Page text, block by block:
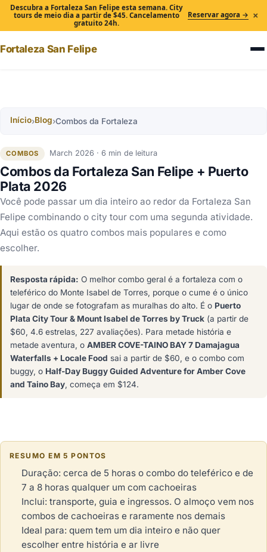
Descubra a Fortaleza San Felipe esta semana. City
tours de meio dia a partir de $45. Cancelamento
gratuito 24h.
Reservar agora → ×
Fortaleza San Felipe
Início›Blog›Combos da Fortaleza
COMBOS March 2026 · 6 min de leitura
Combos da Fortaleza San Felipe + Puerto
Plata 2026
Você pode passar um dia inteiro ao redor da Fortaleza San
Felipe combinando o city tour com uma segunda atividade.
Aqui estão os quatro combos mais populares e como
escolher.
Resposta rápida: O melhor combo geral é a fortaleza com o
teleférico do Monte Isabel de Torres, porque o cume é o único
lugar de onde se fotografam as muralhas do alto. É o Puerto
Plata City Tour & Mount Isabel de Torres by Truck (a partir de
$60, 4.6 estrelas, 227 avaliações). Para metade história e
metade aventura, o AMBER COVE-TAINO BAY 7 Damajagua
Waterfalls + Locale Food sai a partir de $60, e o combo com
buggy, o Half-Day Buggy Guided Adventure for Amber Cove
and Taino Bay , começa em $124.
RESUMO EM 5 PONTOS
Duração: cerca de 5 horas o combo do teleférico e de
7 a 8 horas qualquer um com cachoeiras
Inclui: transporte, guia e ingressos. O almoço vem nos
combos de cachoeiras e raramente nos demais
Ideal para: quem tem um dia inteiro e não quer
escolher entre história e ar livre